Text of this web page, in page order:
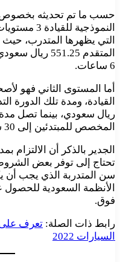
النموذجية
التي يظهرها المتدرب،
المتقدم
6 ساعات.
أما المستوى الثاني فهو
ريال سعودي، بينما تصل مدة
المخصص للمبتدئين إلى 30 ساعة وكلفته 2520 ريال سعودي.
الجدير بالذكر أن الالتزام
تحتاج إلى توفر بعض
سن المتدربة الذي يجب أن
فوق.
رابط ذات الصلة: تعرف على
السيارات 2022